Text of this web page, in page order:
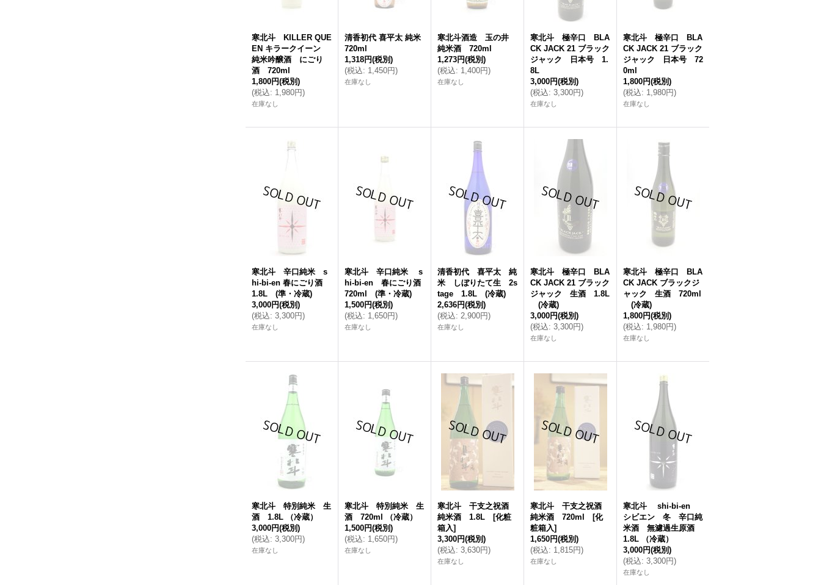
寒北斗 KILLER QUE
EN キラークイーン
純米吟醸酒 にごり
酒 720ml
1,800円(税別)
(税込: 1,980円)
在庫なし
清香初代 喜平太 純米
720ml
1,318円(税別)
(税込: 1,450円)
在庫なし
寒北斗酒造 玉の井
純米酒 720ml
1,273円(税別)
(税込: 1,400円)
在庫なし
寒北斗 極辛口 BLA
CK JACK 21 ブラック
ジャック 日本号 1.
8L
3,000円(税別)
(税込: 3,300円)
在庫なし
寒北斗 極辛口 BLA
CK JACK 21 ブラック
ジャック 日本号 72
0ml
1,800円(税別)
(税込: 1,980円)
在庫なし
寒北斗 辛口純米 s
hi-bi-en 春にごり酒
1.8L (準・冷蔵)
3,000円(税別)
(税込: 3,300円)
在庫なし
寒北斗 辛口純米 s
hi-bi-en 春にごり酒
720ml (準・冷蔵)
1,500円(税別)
(税込: 1,650円)
在庫なし
清香初代 喜平太 純
米 しぼりたて生 2s
tage 1.8L (冷蔵)
2,636円(税別)
(税込: 2,900円)
在庫なし
寒北斗 極辛口 BLA
CK JACK 21 ブラック
ジャック 生酒 1.8L
(冷蔵)
3,000円(税別)
(税込: 3,300円)
在庫なし
寒北斗 極辛口 BLA
CK JACK ブラックジ
ャック 生酒 720ml
(冷蔵)
1,800円(税別)
(税込: 1,980円)
在庫なし
寒北斗 特別純米 生
酒 1.8L （冷蔵）
3,000円(税別)
(税込: 3,300円)
在庫なし
寒北斗 特別純米 生
酒 720ml （冷蔵）
1,500円(税別)
(税込: 1,650円)
在庫なし
寒北斗 干支之祝酒
純米酒 1.8L [化粧
箱入]
3,300円(税別)
(税込: 3,630円)
在庫なし
寒北斗 干支之祝酒
純米酒 720ml [化
粧箱入]
1,650円(税別)
(税込: 1,815円)
在庫なし
寒北斗 shi-bi-en
シビエン 冬 辛口純
米酒 無濾過生原酒
1.8L （冷蔵）
3,000円(税別)
(税込: 3,300円)
在庫なし